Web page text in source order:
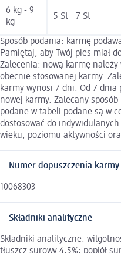
6 kg - 9
kg
5 St - 7 St
Sposób podania: karmę
Pamiętaj, aby Twój pies miał
Zalecenia: nową karmę
obecnie stosowanej karmy.
karmy wynosi 7 dni. Od 7 dnia
nowej karmy. Zalecany
podane w tabeli podane są w
dostosować do
wieku, poziomu aktywności
Numer dopuszczenia
10068303
Składniki analityczne
Składniki analityczne:
tłuszcz surowy 4,5%; popiół